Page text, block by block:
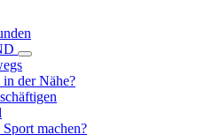
der Nähe?
machen?